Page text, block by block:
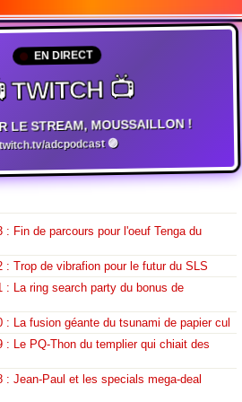
EN DIRECT
TWITCH 📺
LE STREAM, MOUSSAILLON !
adcpodcast 🟣
: Fin de parcours pour l'oeuf Tenga du
: Trop de vibrafion pour le futur du SLS
: La ring search party du bonus de
: La fusion géante du tsunami de papier cul
: Le PQ-Thon du templier qui chiait des
: Jean-Paul et les specials mega-deal